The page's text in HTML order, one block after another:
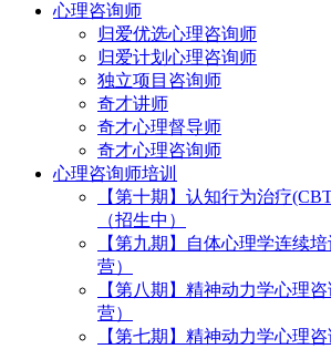
心理咨询师
归爱优选心理咨询师
归爱计划心理咨询师
独立项目咨询师
奇才讲师
奇才心理督导师
奇才心理咨询师
心理咨询师培训
【第十期】认知行为治疗
（招生中）
【第九期】自体心理学连续
营）
【第八期】精神动力学心理
营）
【第七期】精神动力学心理